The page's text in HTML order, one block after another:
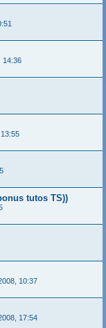
14:36
tutos TS))
10:37
17:54